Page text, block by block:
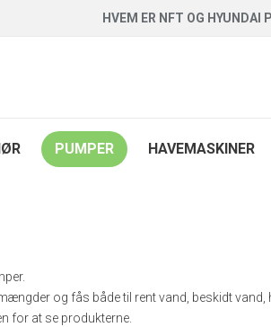
HVEM ER NFT OG HYUNDAI
PUMPER HAVEMASKINER
og fås både til rent vand, beskidt vand,
for at se produkterne.